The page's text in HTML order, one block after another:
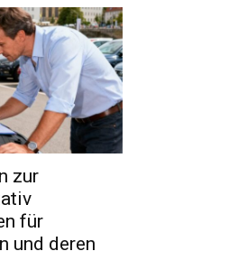
zur
für
und deren